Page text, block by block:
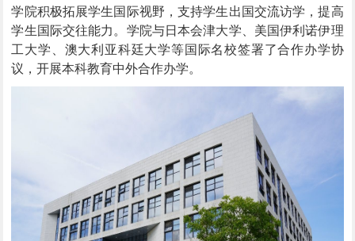
学院积极拓展学生国际视野，支持学生出国交流访学，提高
学生国际交往能力。学院与日本会津大学、美国伊利诺伊理
工大学、澳大利亚科廷大学等国际名校签署了合作办学协
议，开展本科教育中外合作办学。